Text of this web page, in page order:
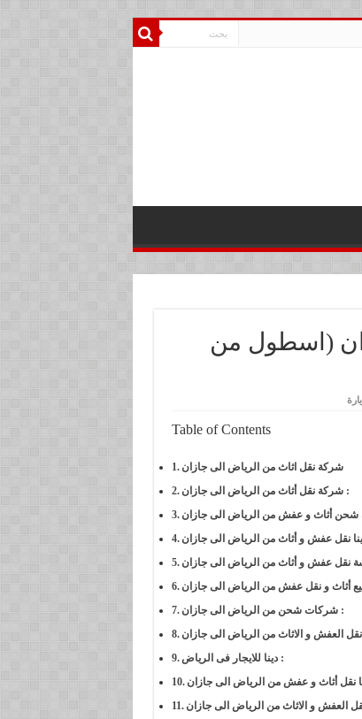
(اسطول من
Table of Contents
شركة نقل اثاث من الرياض الى جازان
شركة نقل أثاث من الرياض الى جازان :
شركات شحن من الرياض الى جازان :
دينا للايجار فى الرياض :